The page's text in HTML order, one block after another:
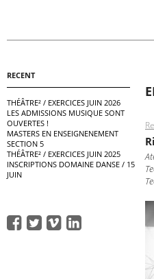
RECENT
THÉÂTRE² / EXERCICES JUIN 2026
LES ADMISSIONS MUSIQUE SONT
OUVERTES !
MASTERS EN ENSEIGNENEMENT
SECTION 5
THÉÂTRE² / EXERCICES JUIN 2025
INSCRIPTIONS DOMAINE DANSE / 15
JUIN